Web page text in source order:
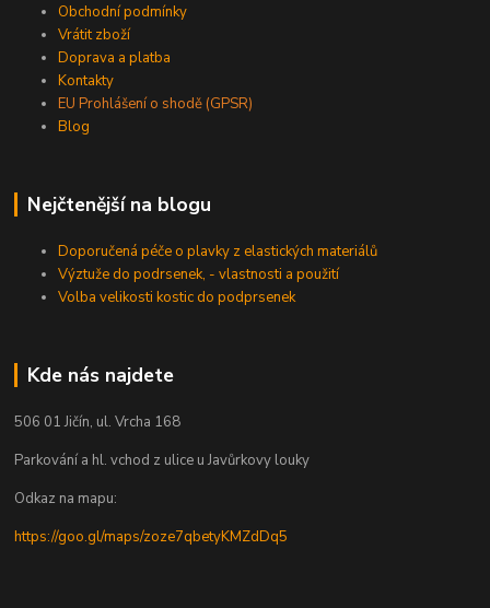
Obchodní podmínky
Vrátit zboží
Doprava a platba
Kontakty
EU Prohlášení o shodě (GPSR)
Blog
Nejčtenější na blogu
Doporučená péče o plavky z elastických materiálů
Výztuže do podrsenek, - vlastnosti a použití
Volba velikosti kostic do podprsenek
Kde nás najdete
506 01 Jičín, ul. Vrcha 168
Parkování a hl. vchod z ulice u Javůrkovy louky
Odkaz na mapu:
https://goo.gl/maps/zoze7qbetyKMZdDq5